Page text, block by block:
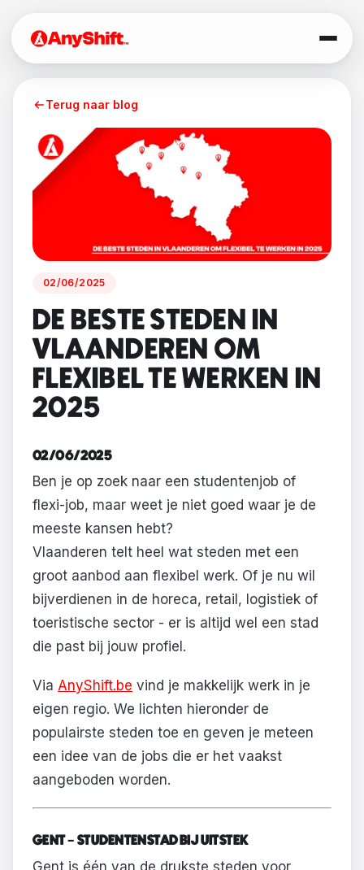
Terug naar blog
02/06/2025
DE BESTE STEDEN IN
VLAANDEREN OM
FLEXIBEL TE WERKEN IN
2025
02/06/2025
Ben je op zoek naar een studentenjob of
flexi-job, maar weet je niet goed waar je de
meeste kansen hebt?
Vlaanderen telt heel wat steden met een
groot aanbod aan flexibel werk. Of je nu wil
bijverdienen in de horeca, retail, logistiek of
toeristische sector - er is altijd wel een stad
die past bij jouw profiel.
Via AnyShift.be vind je makkelijk werk in je
eigen regio. We lichten hieronder de
populairste steden toe en geven je meteen
een idee van de jobs die er het vaakst
aangeboden worden.
GENT – STUDENTENSTAD BIJ UITSTEK
Gent is één van de drukste steden voor